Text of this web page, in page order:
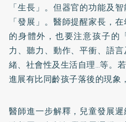
「生長」。但器官的功能及
「發展」。醫師提醒家長，
的身體外，也要注意孩子的
力、聽力、動作、平衝、語
緒、社會性及生活自理…等。
進展有比同齡孩子落後的現象
醫師進一步解釋，兒童發展